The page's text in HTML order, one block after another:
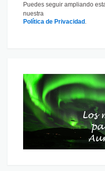
Puedes seguir ampliando
nuestra
Política de Privacidad .